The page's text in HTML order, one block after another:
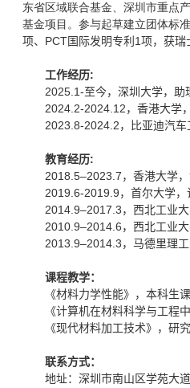
东省区域联合基金、深圳市重点
基金项目。参与起草建立团体标准
项、PCT国际发明专利1项，获瑞
工作经历:
2025.1-至今，深圳大学，助
2024.2-2024.12，香港大学
2023.8-2024.2，比亚迪汽
教育经历:
2018.5–2023.7，香港大学
2019.6-2019.9，首尔大学
2014.9–2017.3， 西北工业大
2010.9–2014.6，西北工业
2013.9–2014.3，马德里理
课程教学：
《材料力学性能》，本科生
《计算机在材料科学与工程
《现代材料加工技术》，研
联系方式：
地址：深圳市南山区学苑大道